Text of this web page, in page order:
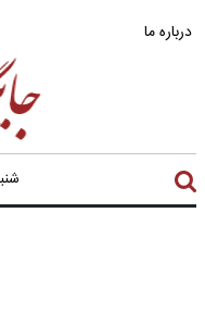
درباره ما
شنبه ۱۷